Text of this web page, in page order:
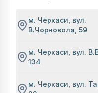
м. Черкаси, вул.
В.Чорновола, 59
м. Черкаси, вул.
134
м. Черкаси, вул.